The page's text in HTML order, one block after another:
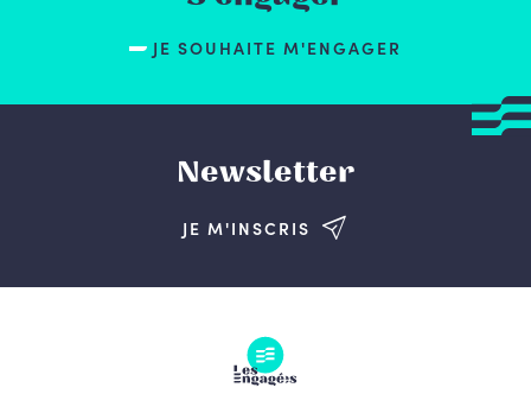
JE SOUHAITE M'ENGAGER
Newsletter
JE M'INSCRIS